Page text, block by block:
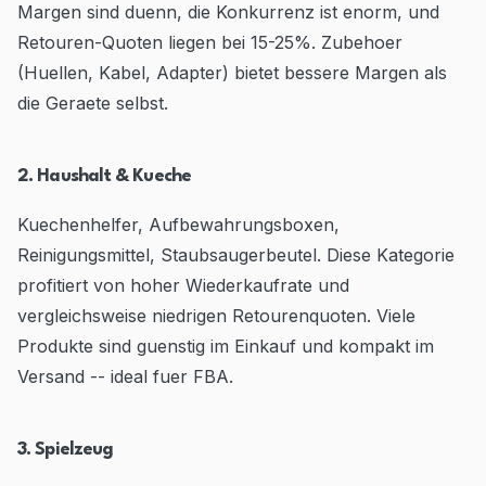
Margen sind duenn, die Konkurrenz ist enorm, und
Retouren-Quoten liegen bei 15-25%. Zubehoer
(Huellen, Kabel, Adapter) bietet bessere Margen als
die Geraete selbst.
2. Haushalt & Kueche
Kuechenhelfer, Aufbewahrungsboxen,
Reinigungsmittel, Staubsaugerbeutel. Diese Kategorie
profitiert von hoher Wiederkaufrate und
vergleichsweise niedrigen Retourenquoten. Viele
Produkte sind guenstig im Einkauf und kompakt im
Versand -- ideal fuer FBA.
3. Spielzeug